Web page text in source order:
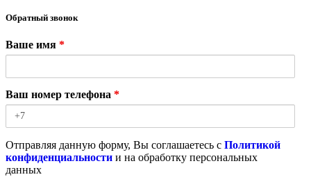
Обратный звонок
Ваше имя *
Ваш номер телефона *
Отправляя данную форму, Вы соглашаетесь с Политикой
конфиденциальности и на обработку персональных
данных